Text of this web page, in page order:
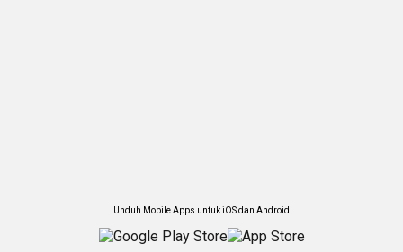
Unduh Mobile Apps untuk iOS dan Android